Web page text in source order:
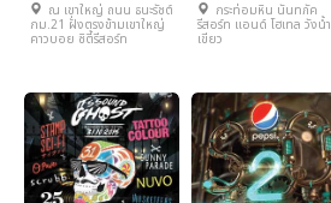
ณ เขาใหญ่ ถนน ธนะรัชต์
กม.21 ฝั่งตรงข้ามเขาใหญ่
คาวบอย ซิตี้รีสอร์ท
กระท่อมหิน นันทภัค
รีสอร์ท แอนด์ โฮเทล วังน้ำ
เขียว